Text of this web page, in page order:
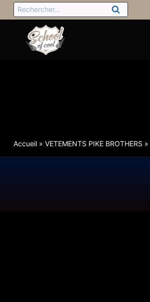
Accueil » VETEMENTS PIKE BROTHERS »